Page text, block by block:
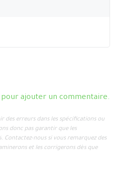
ajouter un commentaire.
des erreurs dans les spécifications ou
donc pas garantir que les
Contactez-nous si vous remarquez des
et les corrigerons dès que